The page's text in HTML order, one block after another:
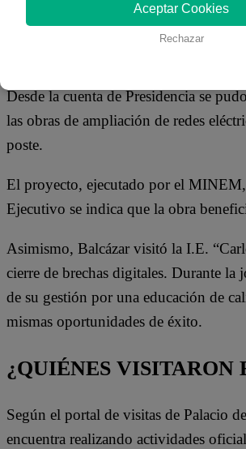
ACTIVIDADES DEL
Desde la cuenta de Presidencia se
las obras de ampliación de redes
poste.
El proyecto, ejecutado por el MINEM,
Ejecutivo se indica que la obra
Asimismo, Balcázar visitó la I.E.
cierre de brechas digitales. Durante la
de su gestión por una educación de
mismas oportunidades de éxito.
¿QUIÉNES VISITARON
Según el portal de visitas de Palacio
encuentra realizando actividades
Aceptar Cookies
Rechazar